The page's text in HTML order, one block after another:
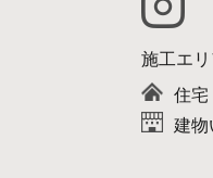
施工エリ
住宅
建物